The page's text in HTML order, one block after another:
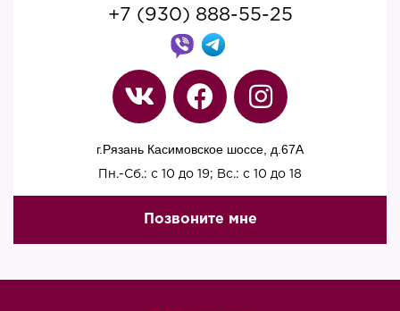
+7 (930) 888-55-25
г.Рязань Касимовское шоссе, д.67A
Пн.-Сб.: с 10 до 19; Вс.: с 10 до 18
Позвоните мне